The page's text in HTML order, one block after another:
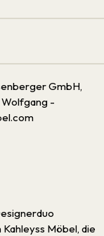
GmbH,
Wolfgang -
Möbel, die